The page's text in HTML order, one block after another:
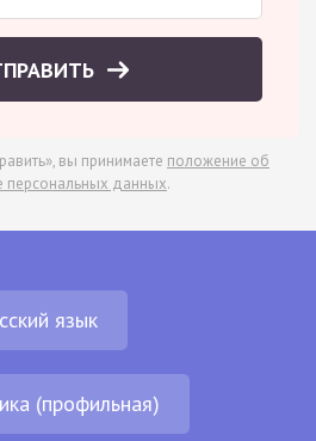
вы принимаете положение об
персональных данных.
язык
(профильная)